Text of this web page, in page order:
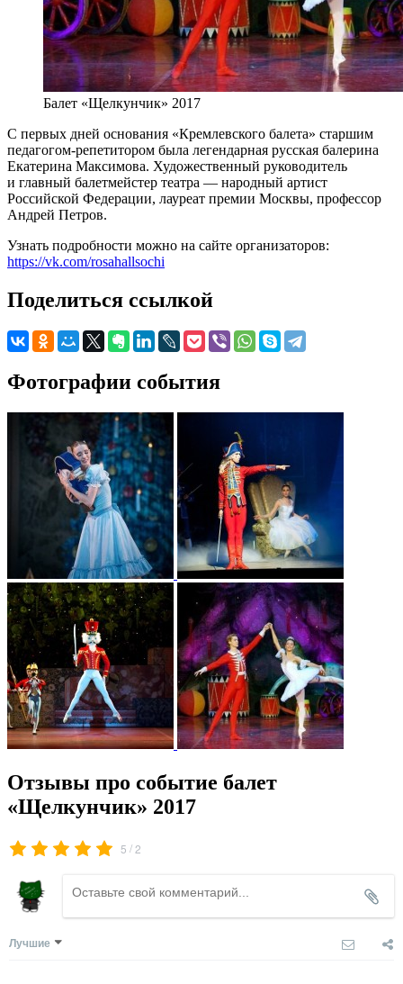
Балет «Щелкунчик» 2017
С первых дней основания «Кремлевского балета» старшим
педагогом-репетитором была легендарная русская балерина
Екатерина Максимова. Художественный руководитель
и главный балетмейстер театра — народный артист
Российской Федерации, лауреат премии Москвы, профессор
Андрей Петров.
Узнать подробности можно на сайте организаторов:
https://vk.com/rosahallsochi
Поделиться ссылкой
Фотографии события
Отзывы про событие балет
«Щелкунчик» 2017
5 /2
Лучшие